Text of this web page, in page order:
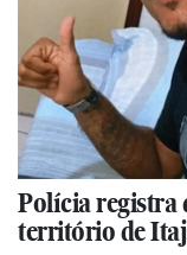
Polícia registra
território de